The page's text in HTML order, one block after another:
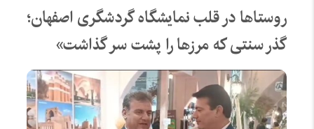
روستاها در قلب نمایشگاه گردشگری اصفهان؛
گذر سنتی که مرزها را پشت سر گذاشت»